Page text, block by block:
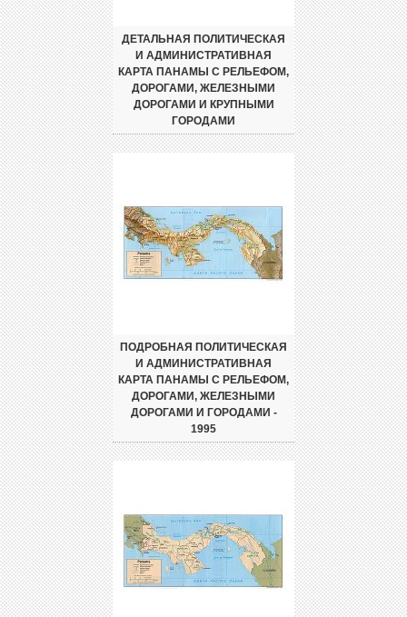
ДЕТАЛЬНАЯ ПОЛИТИЧЕСКАЯ
И АДМИНИСТРАТИВНАЯ
КАРТА ПАНАМЫ С РЕЛЬЕФОМ,
ДОРОГАМИ, ЖЕЛЕЗНЫМИ
ДОРОГАМИ И КРУПНЫМИ
ГОРОДАМИ
ПОДРОБНАЯ ПОЛИТИЧЕСКАЯ
И АДМИНИСТРАТИВНАЯ
КАРТА ПАНАМЫ С РЕЛЬЕФОМ,
ДОРОГАМИ, ЖЕЛЕЗНЫМИ
ДОРОГАМИ И ГОРОДАМИ -
1995